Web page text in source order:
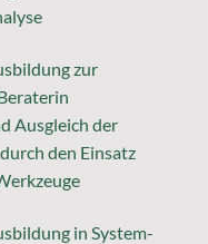
zur
Ausgleich der
den Einsatz
in System-